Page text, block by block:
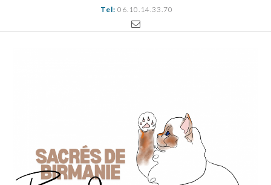
Tel: 06.10.14.33.70